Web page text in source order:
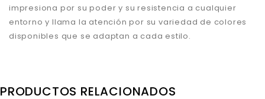
impresiona por su poder y su resistencia a cualquier
entorno y llama la atención por su variedad de colores
disponibles que se adaptan a cada estilo.
PRODUCTOS RELACIONADOS